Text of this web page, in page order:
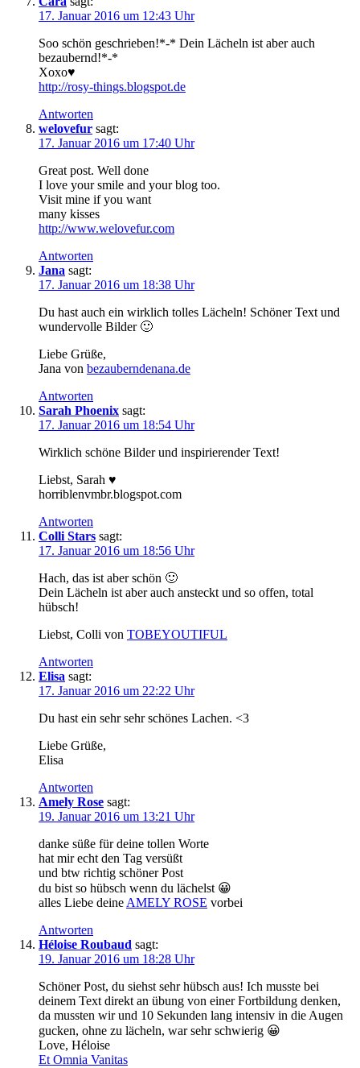
17. Januar 2016 um 12:43 Uhr
Soo schön geschrieben!*-* Dein Lächeln ist aber auch
bezaubernd!*-*
Xoxo♥
http://rosy-things.blogspot.de
Antworten
welovefur sagt:
17. Januar 2016 um 17:40 Uhr
Great post. Well done
I love your smile and your blog too.
Visit mine if you want
many kisses
http://www.welovefur.com
Antworten
Jana sagt:
17. Januar 2016 um 18:38 Uhr
Du hast auch ein wirklich tolles Lächeln! Schöner Text und
wundervolle Bilder 🙂
Liebe Grüße,
Jana von bezauberndenana.de
Antworten
Sarah Phoenix sagt:
17. Januar 2016 um 18:54 Uhr
Wirklich schöne Bilder und inspirierender Text!
Liebst, Sarah ♥
horriblenvmbr.blogspot.com
Antworten
Colli Stars sagt:
17. Januar 2016 um 18:56 Uhr
Hach, das ist aber schön 🙂
Dein Lächeln ist aber auch ansteckt und so offen, total
hübsch!
Liebst, Colli von TOBEYOUTIFUL
Antworten
Elisa sagt:
17. Januar 2016 um 22:22 Uhr
Du hast ein sehr sehr schönes Lachen. <3
Liebe Grüße,
Elisa
Antworten
Amely Rose sagt:
19. Januar 2016 um 13:21 Uhr
danke süße für deine tollen Worte
hat mir echt den Tag versüßt
und btw richtig schöner Post
du bist so hübsch wenn du lächelst 😀
alles Liebe deine AMELY ROSE vorbei
Antworten
Héloise Roubaud sagt:
19. Januar 2016 um 18:28 Uhr
Schöner Post, du siehst sehr hübsch aus! Ich musste bei
deinem Text direkt an übung von einer Fortbildung denken,
da mussten wir und 10 Sekunden lang intensiv in die Augen
gucken, ohne zu lächeln, war sehr schwierig 😀
Love, Héloise
Et Omnia Vanitas